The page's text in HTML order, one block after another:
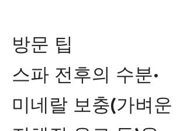
방문 팁
스파 전후의 수분·
미네랄 보충(가벼운